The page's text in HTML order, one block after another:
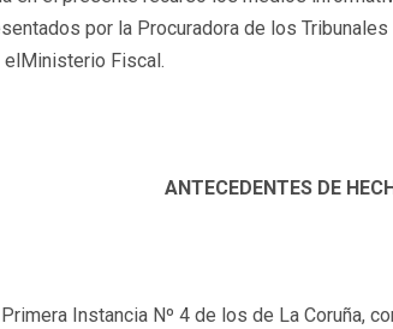
por la Procuradora de los
Fiscal.
ANTECEDENTES DE
Instancia Nº 4 de los de La Coruña,